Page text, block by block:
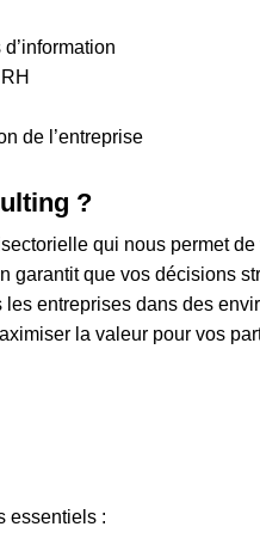
de l’entreprise
?
qui nous permet
garantit que vos décisions
entreprises dans des
la valeur pour vos
essentiels :